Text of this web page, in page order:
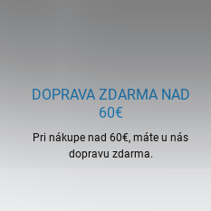
DOPRAVA ZDARMA NAD
60€
Pri nákupe nad 60€, máte u nás
dopravu zdarma.